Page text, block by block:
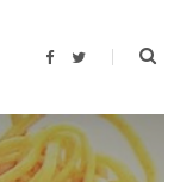
F
b
o
o
k
T
t
e
r